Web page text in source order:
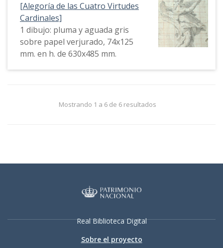
[Alegoría de las Cuatro Virtudes
Cardinales]
1 dibujo: pluma y aguada gris
sobre papel verjurado, 74x125
mm. en h. de 630x485 mm.
Mostrando 1 a 6 de 6 resultados
Real Biblioteca Digital
Sobre el proyecto